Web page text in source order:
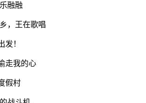
融融
，王在歌唱
发！
走我的心
假村